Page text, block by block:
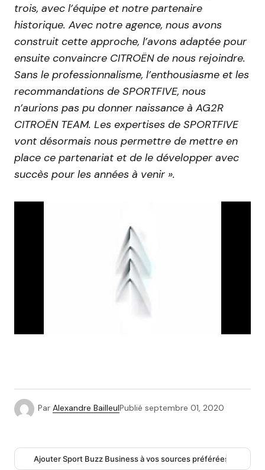
trois, avec l’équipe et notre partenaire
historique. Avec notre agence, nous avons
construit cette approche, l’avons adaptée pour
ensuite convaincre CITROËN de nous rejoindre.
Sans le professionnalisme, l’enthousiasme et les
recommandations de SPORTFIVE, nous
n’aurions pas pu donner naissance à AG2R
CITROËN TEAM. Les expertises de SPORTFIVE
vont désormais nous permettre de mettre en
place ce partenariat et de le développer avec
succès pour les années à venir ».
Par Alexandre BailleulPublié septembre 01, 2020
Ajouter Sport Buzz Business à vos sources préférées